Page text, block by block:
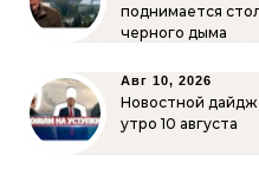
поднимается
черного дыма
Авг 10, 2026
Новостной
утро 10 августа